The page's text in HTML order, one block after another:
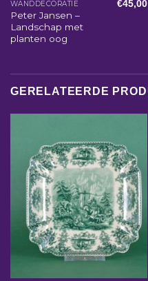
WANDDECORATIE
Peter Jansen –
Landschap met
planten oog
€45,00
GERELATEERDE